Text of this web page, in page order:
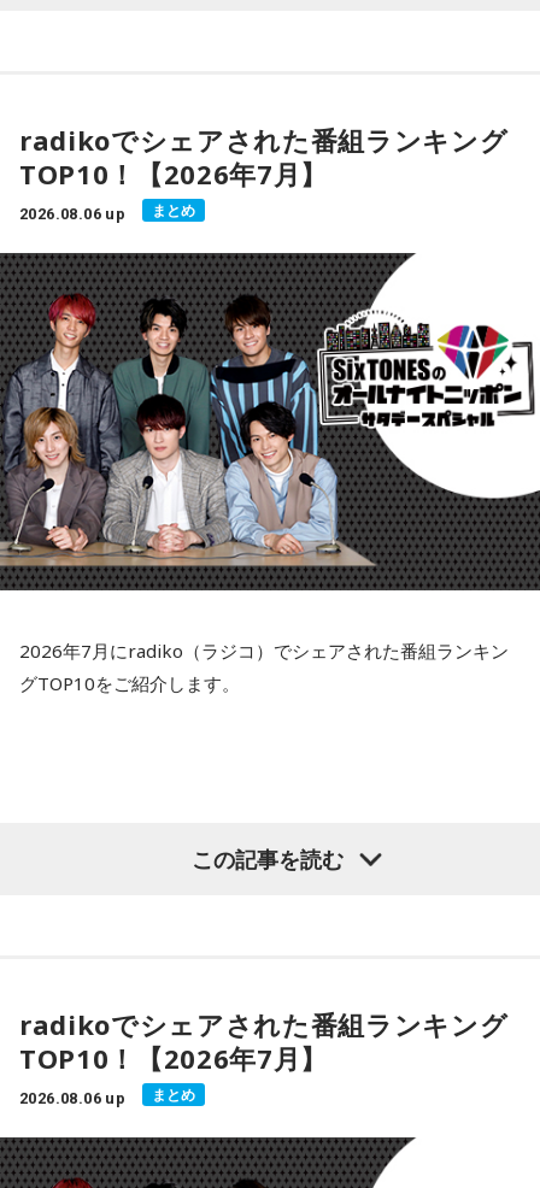
アーティスト：Tulus（トゥルス）
インドネシアを代表するシンガーソングライターのひとりで
す。温かみのある歌声、ソウルフルなメロディ、そして心に
響く歌詞によって、インドネシア語がわからなくても心地よ
く聴くことができます。
Spotifyの月間リスナー数は1,700万人を超えており、トゥル
スはインドネシアで最も再生されているアーティストのひと
りとなっています。全楽曲の総再生回数もSpotifyで50億回を
突破しており、彼の音楽がいかに聴き手の心に響いているか
を物語っています。
彼の楽曲はポップス、ジャズ、ソウル、そしてアコースティ
ックの要素を融合させており、現代的でありながら時代を超
えた魅力を感じさせます。藤井風さんのようなアーティスト
けるはずです！とのこと。
ちを受け入れることをテーマにしています。明るく気分が晴
【DJ中島ヒロト】
柔らかいアレンジで優しい歌声、素敵でした！
●こんな感じで、毎週水曜のこの時間は各国のMUSIC MATE
てみましょう。
- * - * - * - * - * - * - * - * - * - * - * - * - * - * - * - * - * - * - *
- * - * - * - * - * - * - * - * - * - *
おうし座のアナタ：財布周りを軽くするとスッキリしそう。
かに座のアナタ：冷蔵庫の中や食材を見直してみるといいか
も。
しし座のアナタ：もう卒業できることを見つけてみると良さ
そう。
おとめ座のアナタ：デスクや机の上をリセットしてみるとい
いかも。
てんびん座のアナタ：情報の取捨選択をして、気持ちを軽く
さそり座のアナタ：NOと言える勇気が、良いサインとなりそ
うお座のアナタ：お気に入りの音楽で、気持ちをリセットし
てみましょう。
- * - * - * - * - * - * - * - * - * - * - * - * - * - * - * - * - * - * - *
- * - * - * - * - * - * - * - * - * - *
radikoでシェアされた番組ランキング
TOP10！【2026年7月】
2026.08.06 up まとめ
2026年7月にradiko（ラジコ）でシェアされた番組ランキン
グTOP10をご紹介します。
この記事を読む
radikoでシェアされた番組ランキング
TOP10！【2026年7月】
2026.08.06 up まとめ